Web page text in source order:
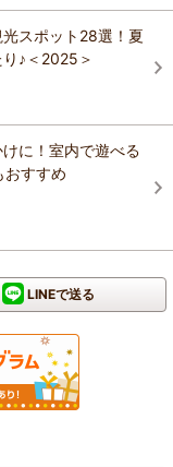
光スポット28選！夏
♪＜2025＞
けに！室内で遊べる
おすすめ
LINEで送る